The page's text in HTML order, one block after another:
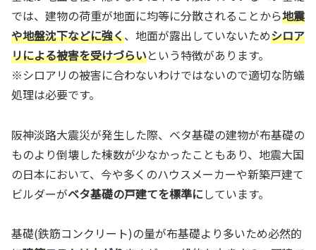
では、建物の荷重が地面に均等に分散されることから地震
や地盤沈下などに強く、地面が露出していないためシロア
リによる被害を受けづらいという特徴があります。
※シロアリの被害に合わないわけではないので適切な防蟻
処理は必要です。
阪神淡路大震災が発生した際、ベタ基礎の建物が布基礎の
ものより倒壊した棟数が少なかったこともあり、地震大国
の日本において、今や多くのハウスメーカーや新築戸建て
ビルダーがベタ基礎の戸建てを標準にしています。
基礎(鉄筋コンクリート)の量が布基礎より多いため必然的